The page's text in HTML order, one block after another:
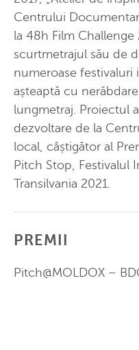
Centrului
la 48h Film Challenge
scurtmetrajul său de
numeroase festivaluri
așteaptă cu
lungmetraj. Proiectul
dezvoltare de la
local, câștigător al
Pitch Stop, Festivalul
Transilvania 2021.
PREMII
Pitch@MOLDOX –